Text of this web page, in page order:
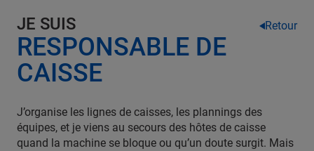
JE SUIS
RESPONSABLE DE
CAISSE
Retour
J’organise les lignes de caisses, les plannings des
équipes, et je viens au secours des hôtes de caisse
quand la machine se bloque ou qu’un doute surgit. Mais